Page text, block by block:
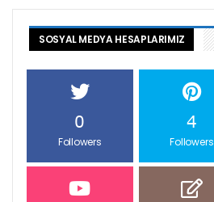
SOSYAL MEDYA HESAPLARIMIZ
0
Followers
4
Followers